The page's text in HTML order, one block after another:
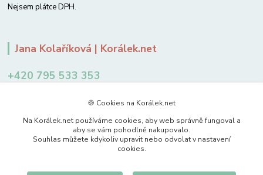
Nejsem plátce DPH.
Jana Kolaříková | Korálek.net
+420 795 533 353
🍪 Cookies na Korálek.net
Na Korálek.net používáme cookies, aby web správně fungoval a
aby se vám pohodlně nakupovalo.
Souhlas můžete kdykoliv upravit nebo odvolat v nastavení
cookies.